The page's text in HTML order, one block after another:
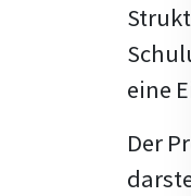
eine
Der